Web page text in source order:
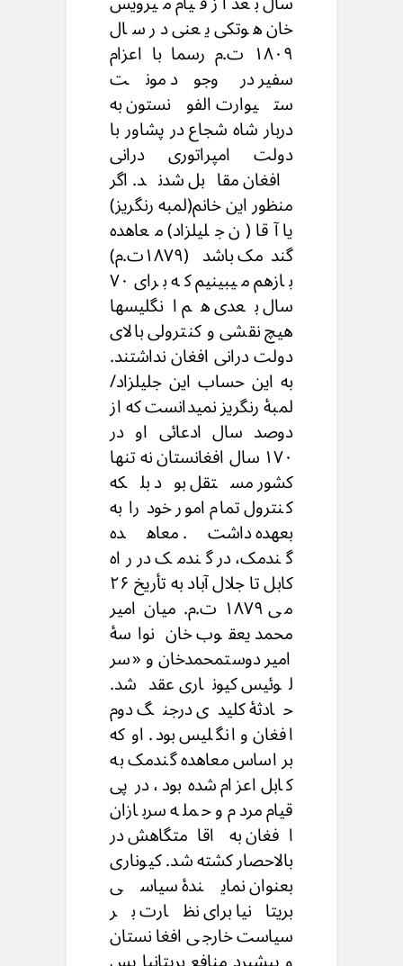
خان هوتکی یعنی در سال
۱۸۰۹ ت.م رسما با اعزام
سفیر در وجود مونت
ستیوارت الفونستون به
دربار شاه شجاع در پشاور با
دولت امپراتوری درانی
افغان مقابل شدند. اگر
منظور این خانم(لمبه رنگریز)
یا آقا (ن جلیلزاد) معاهده
گندمک باشد (۱۸۷۹ت.م)
بازهم میبینیم که برای ۷۰
سال بعدی هم انگلیسها
هیچ نقشی و کنترولی بالای
دولت درانی افغان نداشتند.
به این حساب این جلیلزاد/
لمبهٔ رنگریز نمیدانست که از
دوصد سال ادعائی او در
۱۷۰ سال افغانستان نه تنها
کشور مستقل بود بلکه
کنترول تمام امور خود را به
بعهده داشت. معاهده
گندمک، در گندمک در راه
کابل تا جلال آباد به تأریخ ۲۶
می ۱۸۷۹ ت.م. میان امیر
محمد یعقوب خان نواسۀ
امیر دوستمحمدخان و «سر
لوئیس کیوناری عقد شد.
حادثۀ کلیدی درجنگ دوم
افغان و انگلیس بود. او که
بر اساس معاهده گندمک به
کابل اعزام شده بود، در پی
قیام مردم و حمله سربازان
افغان به اقامتگاهش در
بالاحصار کشته شد. کیوناری
بعنوان نمایندۀ سیاسی
بریتانیا برای نظارت بر
سیاست خارجی افغانستان